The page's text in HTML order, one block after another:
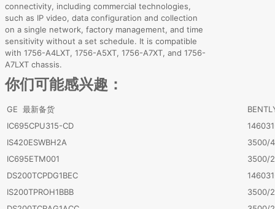
connectivity, including commercial technologies,
such as IP video, data configuration and collection
on a single network, factory management, and time
sensitivity without a set schedule. It is compatible
with 1756-A4LXT, 1756-A5XT, 1756-A7XT, and 1756-
A7LXT chassis.
你们可能感兴趣：
GE 最新备货
IC695CPU315-CD
IS420ESWBH2A
3500/
IC695ETM001
3500/
DS200TCPDG1BEC
IS200TPROH1BBB
3500/